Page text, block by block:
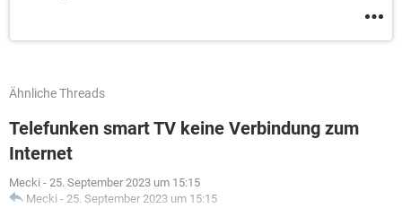
Ähnliche Threads
Telefunken smart TV keine Verbindung zum
Internet
Mecki - 25. September 2023 um 15:15
Mecki - 25. September 2023 um 15:15